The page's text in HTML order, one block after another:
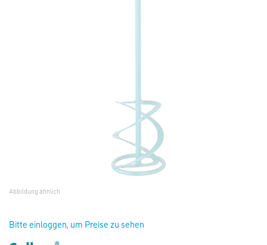
Abbildung ähnlich
Bitte einloggen, um Preise zu sehen